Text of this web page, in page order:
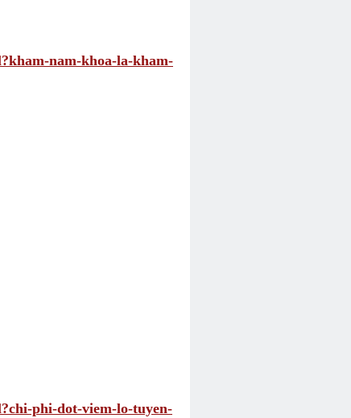
nam-khoa-la-kham-
phi-dot-viem-lo-tuyen-